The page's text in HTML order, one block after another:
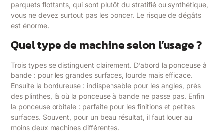
parquets flottants, qui sont plutôt du stratifié ou synthétique,
vous ne devez surtout pas les poncer. Le risque de dégâts
est énorme.
Quel type de machine selon l’usage ?
Trois types se distinguent clairement. D’abord la ponceuse à
bande : pour les grandes surfaces, lourde mais efficace.
Ensuite la bordureuse : indispensable pour les angles, près
des plinthes, là où la ponceuse à bande ne passe pas. Enfin
la ponceuse orbitale : parfaite pour les finitions et petites
surfaces. Souvent, pour un beau résultat, il faut louer au
moins deux machines différentes.